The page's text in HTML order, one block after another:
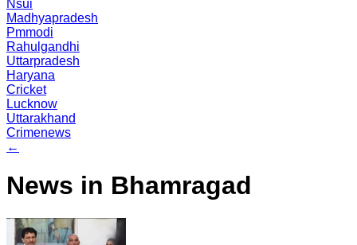
Nsui
Madhyapradesh
Pmmodi
Rahulgandhi
Uttarpradesh
Haryana
Cricket
Lucknow
Uttarakhand
Crimenews
←
News in Bhamragad